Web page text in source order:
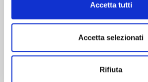
Accetta tutti
Accetta selezionati
Rifiuta